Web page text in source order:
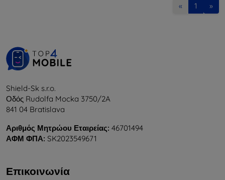
« 1 »
Shield-Sk s.r.o.
Οδός Rudolfa Mocka 3750/2A
841 04 Bratislava
Αριθμός Μητρώου Εταιρείας: 46701494
ΑΦΜ ΦΠΑ: SK2023549671
Επικοινωνία